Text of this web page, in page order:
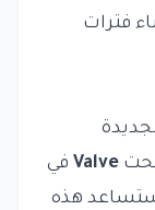
فترات
Valve في
ستساعد هذه